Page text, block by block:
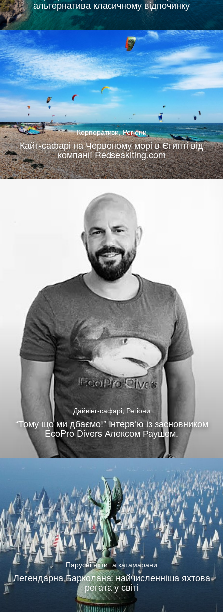
альтернатива класичному відпочинку
Корпоративи,Регіони
Кайт-сафарі на Червоному морі в Єгипті від
компанії Redseakiting.com
Дайвінг-сафарі, Регіони
“Тому що ми дбаємо!” Інтерв’ю із засновником
EcoPro Divers Алексом Раушем.
Парусні яхти та катамарани
Легендарна Барколана: найчисленніша яхтова
регата у світі